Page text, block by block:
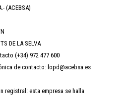
(ACEBSA)
DE LA SELVA
(+34) 972 477 600
de contacto: lopd@acebsa.es
registral: esta empresa se halla